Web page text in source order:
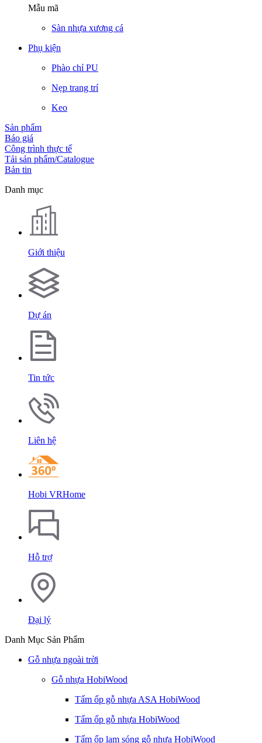
Mẫu mã
Sàn nhựa xương cá
Phụ kiện
Phào chỉ PU
Nẹp trang trí
Keo
Sản phẩm
Báo giá
Công trình thực tế
Tải sản phẩm/Catalogue
Bản tin
Danh mục
Giới thiệu
Dự án
Tin tức
Liên hệ
Hobi VRHome
Hỗ trợ
Đại lý
Danh Mục Sản Phẩm
Gỗ nhựa ngoài trời
Gỗ nhựa HobiWood
Tấm ốp gỗ nhựa ASA HobiWood
Tấm ốp gỗ nhựa HobiWood
Tấm ốp lam sóng gỗ nhựa HobiWood